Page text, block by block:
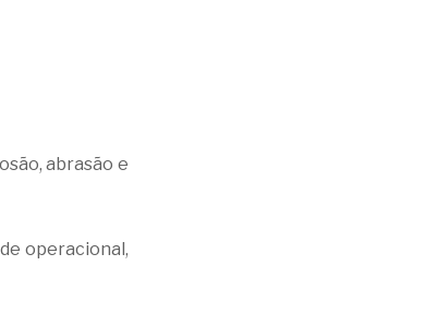
abrasão e
operacional,